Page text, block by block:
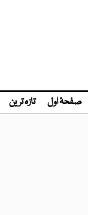
صفحۂ اول تازہ ترین